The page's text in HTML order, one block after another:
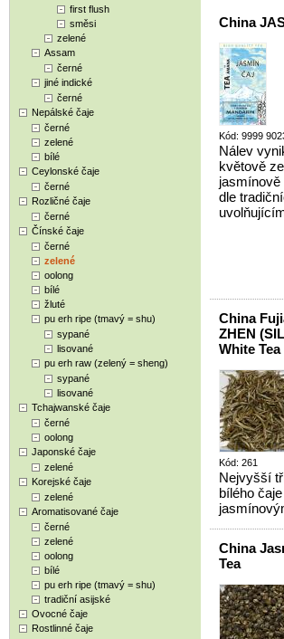
first flush
směsi
zelené
Assam
černé
jiné indické
černé
Nepálské čaje
černé
zelené
bílé
Ceylonské čaje
černé
Rozličné čaje
černé
Čínské čaje
černé
zelené
oolong
bílé
žluté
pu erh ripe (tmavý = shu)
sypané
lisované
pu erh raw (zelený = sheng)
sypané
lisované
Tchajwanské čaje
černé
oolong
Japonské čaje
zelené
Korejské čaje
zelené
Aromatisované čaje
černé
zelené
oolong
bílé
pu erh ripe (tmavý = shu)
tradiční asijské
Ovocné čaje
Rostlinné čaje
China
Kód: 9999
Nálev
květově
dle
China
ZHEN
White Tea
Kód: 261
Nejvyšší
bílého
China
Tea